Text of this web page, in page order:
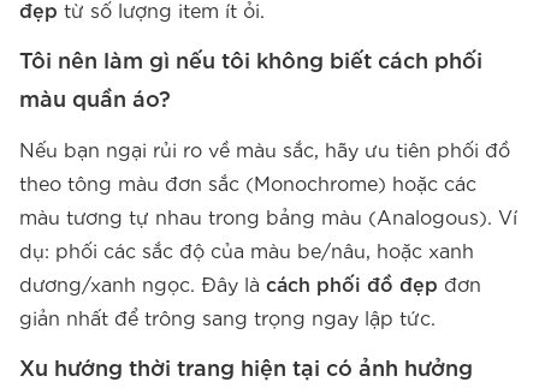
đẹp từ số lượng item ít ỏi.
Tôi nên làm gì nếu tôi không biết cách phối
màu quần áo?
Nếu bạn ngại rủi ro về màu sắc, hãy ưu tiên phối đồ
theo tông màu đơn sắc (Monochrome) hoặc các
màu tương tự nhau trong bảng màu (Analogous). Ví
dụ: phối các sắc độ của màu be/nâu, hoặc xanh
dương/xanh ngọc. Đây là cách phối đồ đẹp đơn
giản nhất để trông sang trọng ngay lập tức.
Xu hướng thời trang hiện tại có ảnh hưởng